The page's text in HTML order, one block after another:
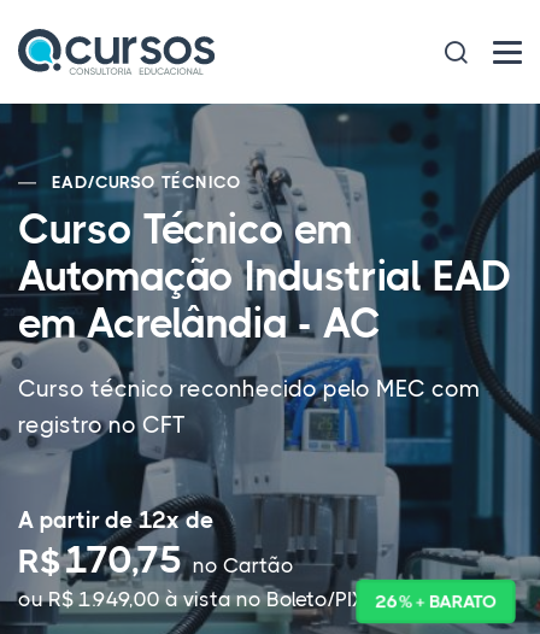
EAD/CURSO TÉCNICO
Curso Técnico em
Automação Industrial EAD
em Acrelândia - AC
Curso técnico reconhecido pelo MEC com
registro no CFT
A partir de 12x de
R$170,75no Cartão
ou R$ 1.949,00 à vista no Boleto/PIX
26% + BARATO